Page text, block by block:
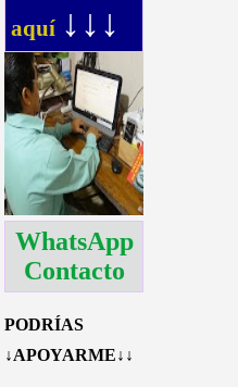
aquí ↓↓↓
WhatsApp
Contacto
PODRÍAS
↓APOYARME↓↓